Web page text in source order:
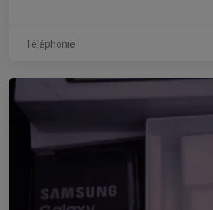
Téléphonie